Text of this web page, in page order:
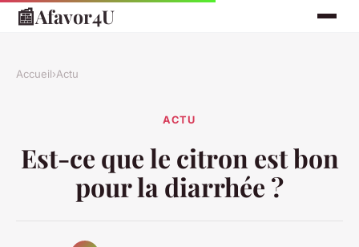
📰Afavor4U
Accueil›Actu
ACTU
Est-ce que le citron est bon
pour la diarrhée ?